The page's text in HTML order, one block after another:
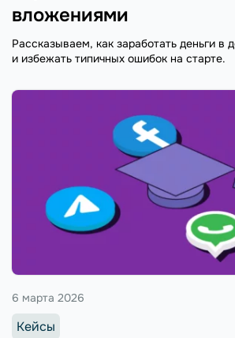
вложениями
Рассказываем, как заработать деньги в
и избежать типичных ошибок на старте.
6 марта 2026
Кейсы